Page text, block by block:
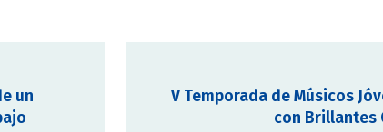
un
V Temporada de Músicos
con Brillantes